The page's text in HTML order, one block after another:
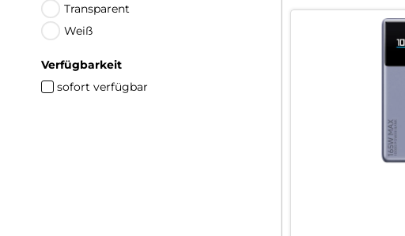
Transparent
Weiß
Verfügbarkeit
sofort verfügbar